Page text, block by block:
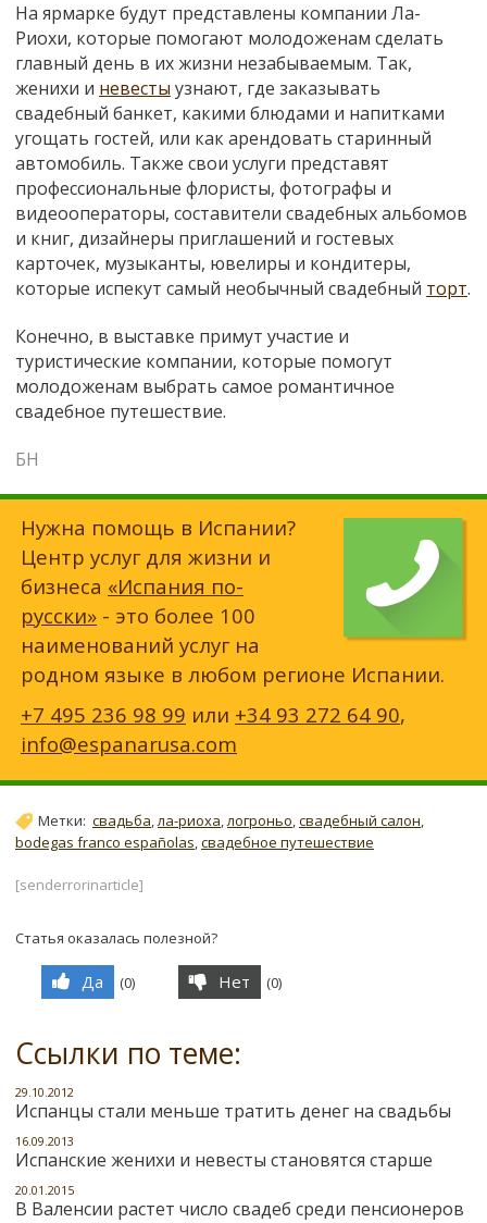
На ярмарке будут представлены компании Ла-
Риохи, которые помогают молодоженам сделать
главный день в их жизни незабываемым. Так,
женихи и невесты узнают, где заказывать
свадебный банкет, какими блюдами и напитками
угощать гостей, или как арендовать старинный
автомобиль. Также свои услуги представят
профессиональные флористы, фотографы и
видеооператоры, составители свадебных альбомов
и книг, дизайнеры приглашений и гостевых
карточек, музыканты, ювелиры и кондитеры,
которые испекут самый необычный свадебный торт.
Конечно, в выставке примут участие и
туристические компании, которые помогут
молодоженам выбрать самое романтичное
свадебное путешествие.
БН
Нужна помощь в Испании?
Центр услуг для жизни и
бизнеса «Испания по-
русски» - это более 100
наименований услуг на
родном языке в любом регионе Испании.
+7 495 236 98 99 или +34 93 272 64 90,
info@espanarusa.com
Метки: свадьба,ла-риоха,логроньо,свадебный салон,
bodegas franco españolas,свадебное путешествие
[senderrorinarticle]
Статья оказалась полезной?
Да (0) Нет (0)
Ссылки по теме:
29.10.2012
Испанцы стали меньше тратить денег на свадьбы
16.09.2013
Испанские женихи и невесты становятся старше
20.01.2015
В Валенсии растет число свадеб среди пенсионеров